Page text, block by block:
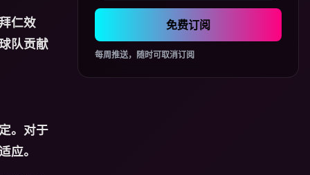
仁效
队贡献
。对于
应。
免费订阅
每周推送，随时可取消订阅